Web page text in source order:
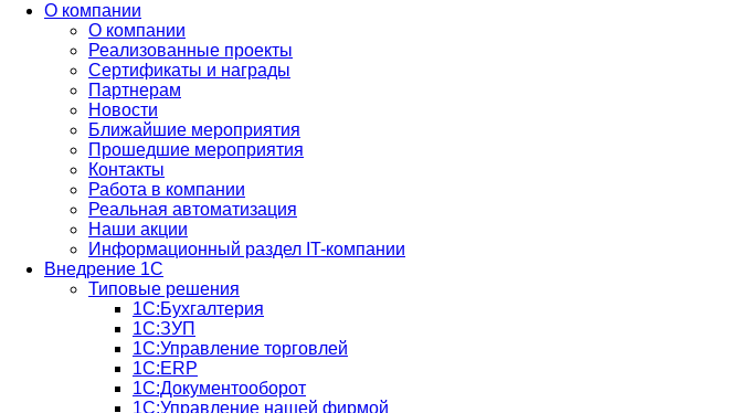
О компании
О компании
Реализованные проекты
Сертификаты и награды
Партнерам
Новости
Ближайшие мероприятия
Прошедшие мероприятия
Контакты
Работа в компании
Реальная автоматизация
Наши акции
Информационный раздел IT-компании
Внедрение 1С
Типовые решения
1С:Бухгалтерия
1С:ЗУП
1С:Управление торговлей
1С:ERP
1C:Документооборот
1С:Управление нашей фирмой